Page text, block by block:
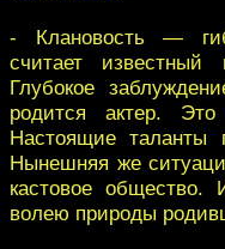
- Клановость —
считает
Глубокое
родится актер.
Настоящие таланты
Нынешняя же
кастовое
волею природы